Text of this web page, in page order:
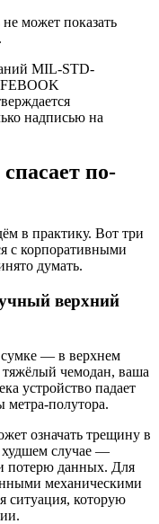
может показать
надписью на
по-
в практику. Вот три
с корпоративными
думать.
верхний
сумке — в верхнем
тяжёлый чемодан, ваша
устройство падает
полутора.
означать трещину в
случае —
потерю данных. Для
механическими
ситуация, которую